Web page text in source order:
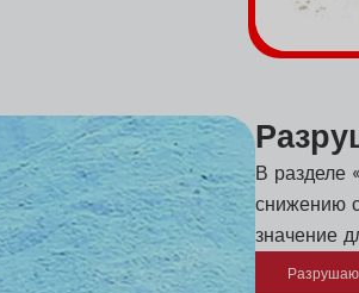
В разделе
снижению
значение